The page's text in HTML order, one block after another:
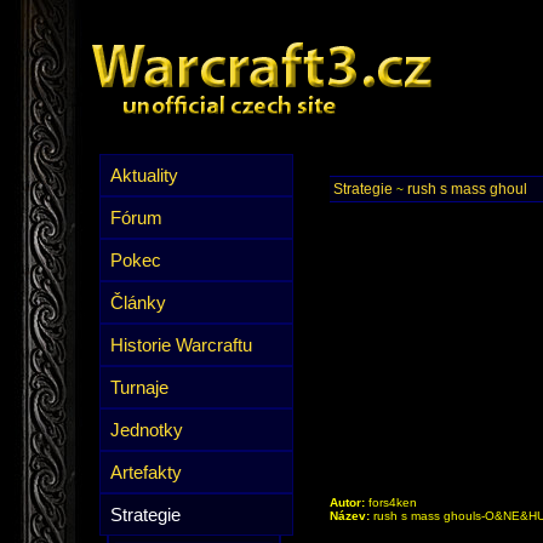
Aktuality
Fórum
Pokec
Články
Historie Warcraftu
Turnaje
Jednotky
Artefakty
Strategie
Strategie ~ rush s mass ghoul
Autor: fors4ken
Název: rush s mass ghouls-